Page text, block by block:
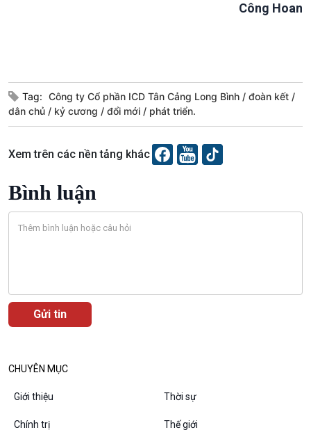
VOV1 đặc biệt
Chân dung cuộc sống
Công Hoan
Tag: Công ty Cổ phần ICD Tân Cảng Long Bình
đoàn kết
dân chủ
kỷ cương đổi mới phát triển.
Xem trên các nền tảng khác
Bình luận
CHUYÊN MỤC
Giới thiệu Thời sự
Chính trị Thế giới